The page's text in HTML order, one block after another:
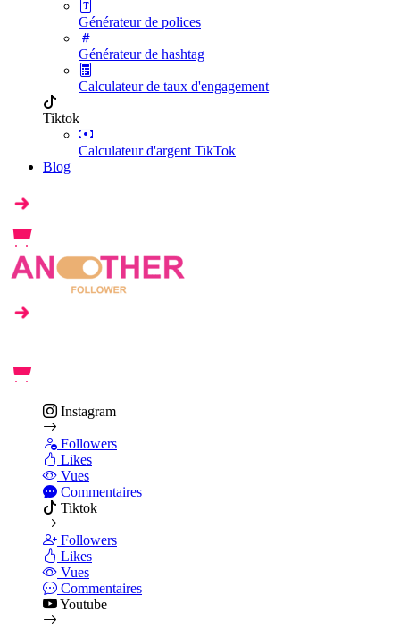
Générateur de polices
Générateur de hashtag
Calculateur de taux d'engagement
Tiktok
Calculateur d'argent TikTok
Blog
Instagram
Followers
Likes
Vues
Commentaires
Tiktok
Followers
Likes
Vues
Commentaires
Youtube